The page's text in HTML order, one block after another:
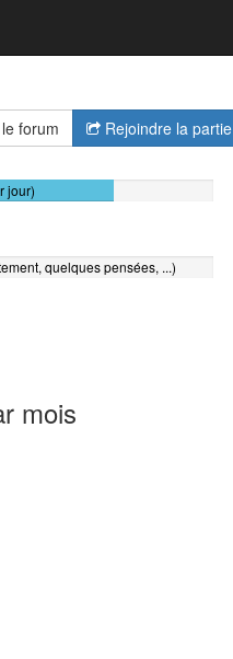
forum
Rejoindre la partie
jour)
quelques pensées, ...)
mois